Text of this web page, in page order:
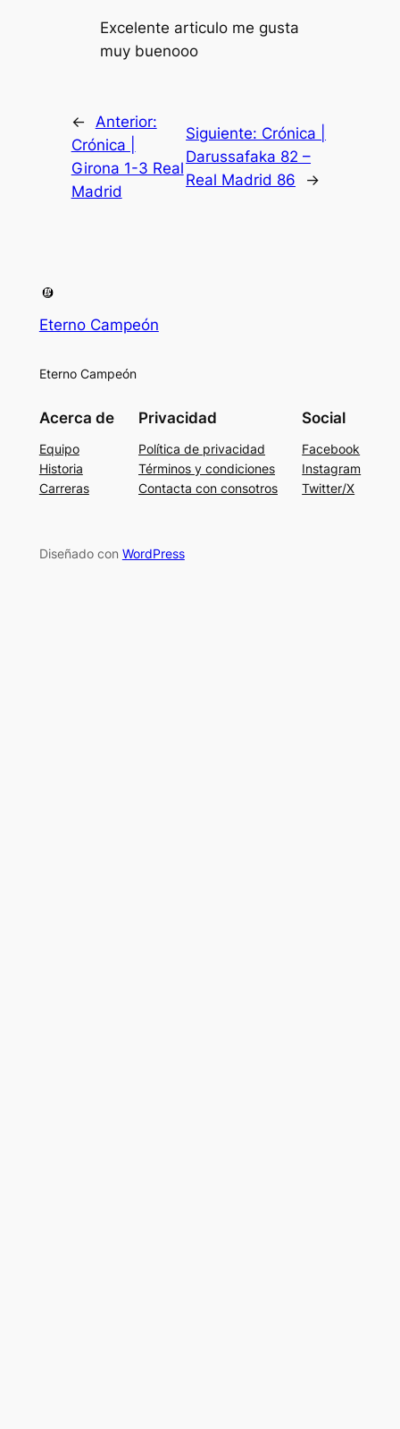
Excelente articulo me gusta
muy buenooo
← Anterior:
Crónica |
Girona 1-3 Real
Madrid
Siguiente: Crónica |
Darussafaka 82 –
Real Madrid 86
→
Eterno Campeón
Eterno Campeón
Acerca de
Equipo
Historia
Carreras
Privacidad
Política de privacidad
Términos y condiciones
Contacta con consotros
Social
Facebook
Instagram
Twitter/X
Diseñado con WordPress